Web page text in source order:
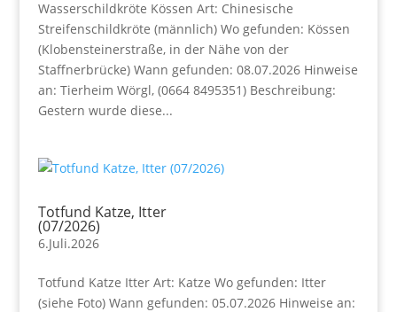
Wasserschildkröte Kössen Art: Chinesische
Streifenschildkröte (männlich) Wo gefunden: Kössen
(Klobensteinerstraße, in der Nähe von der
Staffnerbrücke) Wann gefunden: 08.07.2026 Hinweise
an: Tierheim Wörgl, (0664 8495351) Beschreibung:
Gestern wurde diese...
Totfund Katze, Itter
(07/2026)
6.Juli.2026
Totfund Katze Itter Art: Katze Wo gefunden: Itter
(siehe Foto) Wann gefunden: 05.07.2026 Hinweise an: